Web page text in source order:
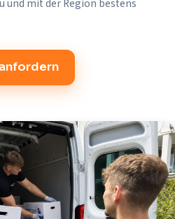
mit der Region bestens